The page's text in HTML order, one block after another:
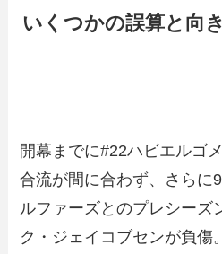
いくつかの誤算と向
開幕までに#22ハビエルゴ
合流が間に合わず、さらに
ルファーズとのプレシーズ
ク・ジェイコブセンが負傷